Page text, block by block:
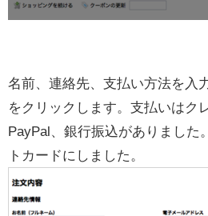
名前、連絡先、支払い方法を入
をクリックします。支払いはク
PayPal、銀行振込がありました
トカードにしました。